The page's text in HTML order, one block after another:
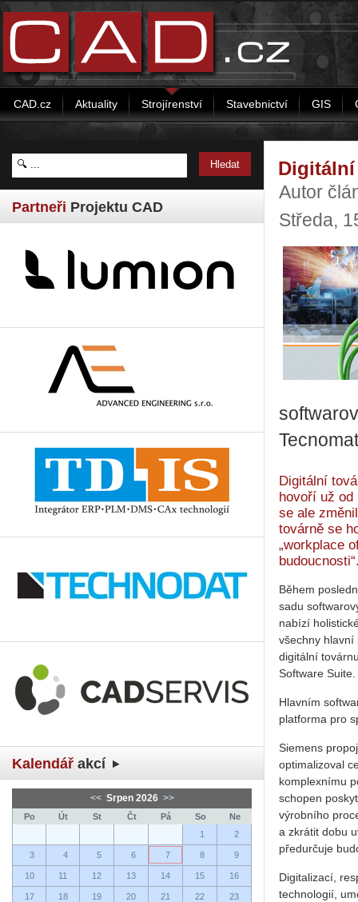
CAD.cz Aktuality Strojírenství Stavebnictví GIS
Partneři Projektu CAD
Kalendář akcí
<< Srpen 2026 >>
Po Út St Čt Pá So
Ne
1
2
3 4 5 6 7 8 9
10 11 12 13 14 15 16
17 18 19 20 21 22 23
Digitální
Autor
Středa,
Digitální
hovoří už od
se ale
továrně se
„workplace
Během
sadu
nabízí
všechny hlavní
digitální
Software Suite.
Hlavním
platforma pro
Siemens
optimalizoval
komplexnímu
schopen
výrobního
a zkrátit dobu
předurčuje
Digitalizací,
technologií,